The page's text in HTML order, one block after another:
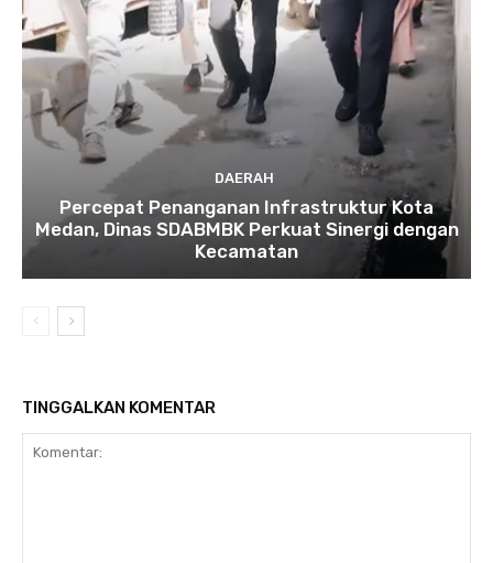
DAERAH
Percepat Penanganan Infrastruktur Kota
Medan, Dinas SDABMBK Perkuat Sinergi dengan
Kecamatan
TINGGALKAN KOMENTAR